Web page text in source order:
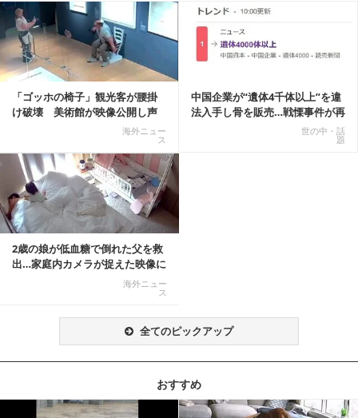
「ゴッホの椅子」観光客が腰掛
け破壊 美術館が映像公開し声
海外ニュー
ス
中国企業が“遺体4千体以上”を違
法入手し骨を販売…戦慄事件が再
世の中・話
題
記事を読む
2歳の娘が低血糖で倒れた父を救
出…家庭内カメラが捉えた映像に
海外ニュー
ス
全てのピックアップ
おすすめ
記事を読む